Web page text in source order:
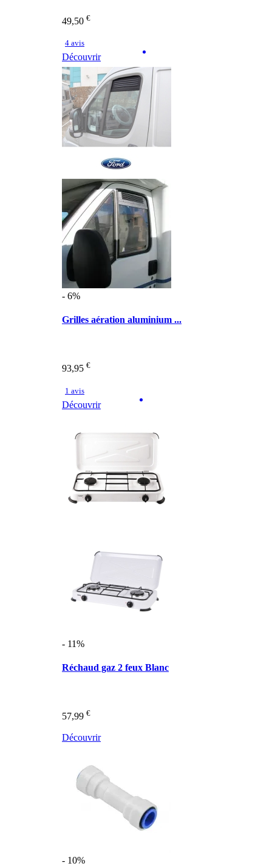
49,50 €
4 avis
Découvrir
- 6%
Grilles aération aluminium ...
93,95 €
1 avis
Découvrir
- 11%
Réchaud gaz 2 feux Blanc
57,99 €
Découvrir
- 10%